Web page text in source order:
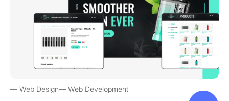
Web Design Web Development